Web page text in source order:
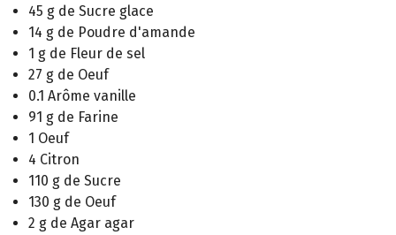
45 g de Sucre glace
14 g de Poudre d'amande
1 g de Fleur de sel
27 g de Oeuf
0.1 Arôme vanille
91 g de Farine
1 Oeuf
4 Citron
110 g de Sucre
130 g de Oeuf
2 g de Agar agar